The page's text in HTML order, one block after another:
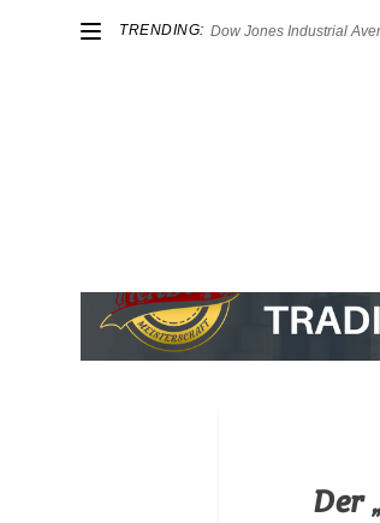
TRENDING: Dow Jones Industrial
Der